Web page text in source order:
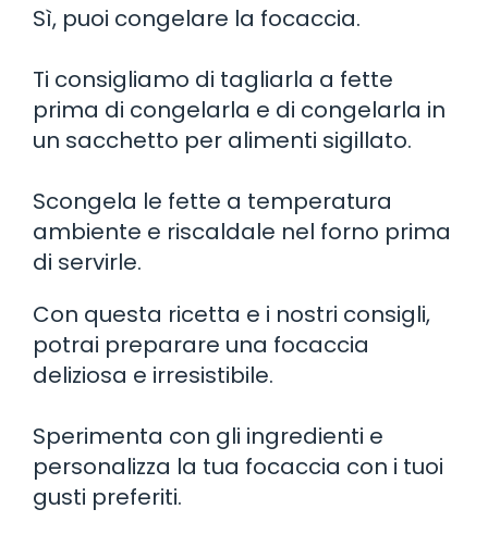
Sì, puoi congelare la focaccia.
Ti consigliamo di tagliarla a fette
prima di congelarla e di congelarla in
un sacchetto per alimenti sigillato.
Scongela le fette a temperatura
ambiente e riscaldale nel forno prima
di servirle.
Con questa ricetta e i nostri consigli,
potrai preparare una focaccia
deliziosa e irresistibile.
Sperimenta con gli ingredienti e
personalizza la tua focaccia con i tuoi
gusti preferiti.